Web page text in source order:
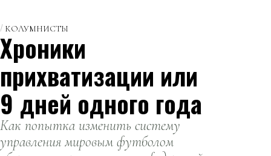
КОЛУМНИСТЫ
Хроники
прихватизации или
9 дней одного года
Как попытка изменить систему
управления мировым футболом